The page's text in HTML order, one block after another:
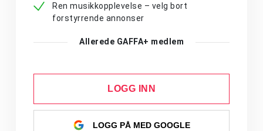
Ren musikkopplevelse – velg bort
forstyrrende annonser
Allerede GAFFA+ medlem
LOGG INN
LOGG PÅ MED GOOGLE